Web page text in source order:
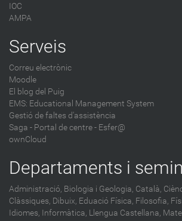
IOC
AMPA
Serveis
Correu electrònic
Moodle
El blog del Puig
EMS: Educational Management System
Gestió de faltes d'assistència
Saga - Portal de centre - Esfer@
ownCloud
Departaments i
Administració, Biologia i Geologia, Català,
Clàssiques, Dibuix, Eduació Física, Filosofia,
Idiomes, Informàtica, Llengua Castellana,